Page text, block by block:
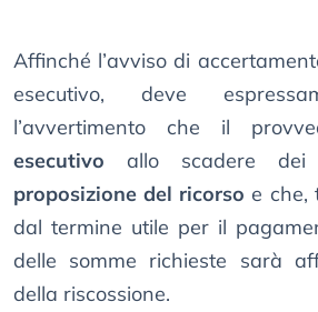
Affinché l’avviso di
esecutivo, deve
l’avvertimento che il
esecutivo allo scadere
proposizione del ricorso e che,
dal termine utile per il
delle somme richieste sarà
della riscossione.